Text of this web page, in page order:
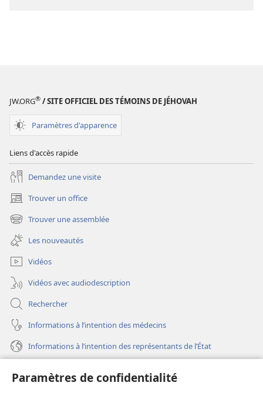
Paramètres de confidentialité
des
JW.ORG® / SITE OFFICIEL DES TÉMOINS DE JÉHOVAH
Paramètres d'apparence
Liens d'accès rapide
Demandez une visite
Trouver un office
(ouvre
une
nouvelle
fenêtre)
Trouver une assemblée
(ouvre
une
nouvelle
fenêtre)
Les nouveautés
Vidéos
Vidéos avec audiodescription
Rechercher
Informations à l’intention des médecins
Informations à l’intention des représentants de l’État